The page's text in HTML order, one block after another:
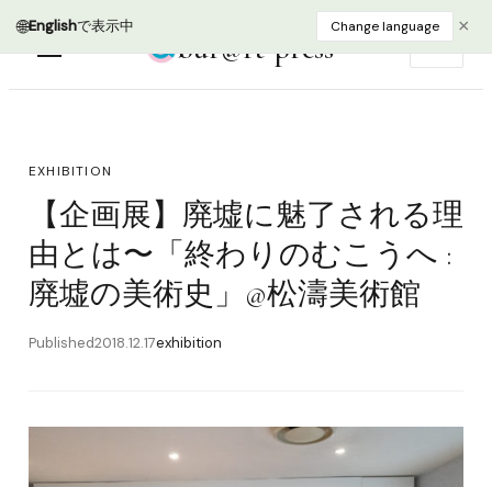
bur@rt press
EXHIBITION
【企画展】廃墟に魅了される理
由とは〜「終わりのむこうへ :
廃墟の美術史」@松濤美術館
Published2018.12.17exhibition